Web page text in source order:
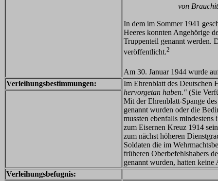
von
In dem im Sommer 1941
Heeres konnten Angehörige
Truppenteil genannt werden.
veröffentlicht.2
Am 30. Januar 1944 wurde
Verleihungsbestimmungen:
Im Ehrenblatt des Deutschen
hervorgetan haben." (Sie
Mit der Ehrenblatt-Spange
genannt wurden oder die
mussten ebenfalls
zum Eisernen Kreuz 1914
zum nächst höheren
Soldaten die im
früheren Oberbefehlshabers
genannt wurden, hatten keine
Verleihungsbefugnis: